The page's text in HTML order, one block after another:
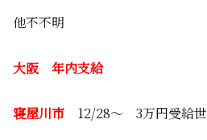
他不不明
大阪 年内支給
寝屋川市 12/28～ 3万円受給世